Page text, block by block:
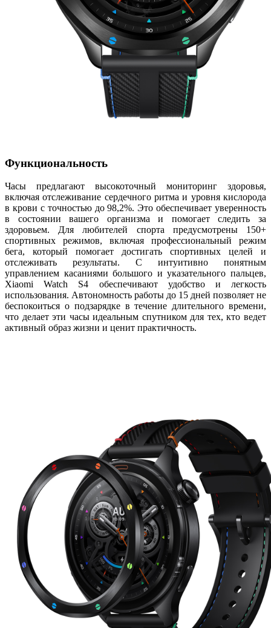
Функциональность
Часы предлагают высокоточный мониторинг здоровья,
включая отслеживание сердечного ритма и уровня кислорода
в крови с точностью до 98,2%. Это обеспечивает уверенность
в состоянии вашего организма и помогает следить за
здоровьем. Для любителей спорта предусмотрены 150+
спортивных режимов, включая профессиональный режим
бега, который помогает достигать спортивных целей и
отслеживать результаты. С интуитивно понятным
управлением касаниями большого и указательного пальцев,
Xiaomi Watch S4 обеспечивают удобство и легкость
использования. Автономность работы до 15 дней позволяет не
беспокоиться о подзарядке в течение длительного времени,
что делает эти часы идеальным спутником для тех, кто ведет
активный образ жизни и ценит практичность.